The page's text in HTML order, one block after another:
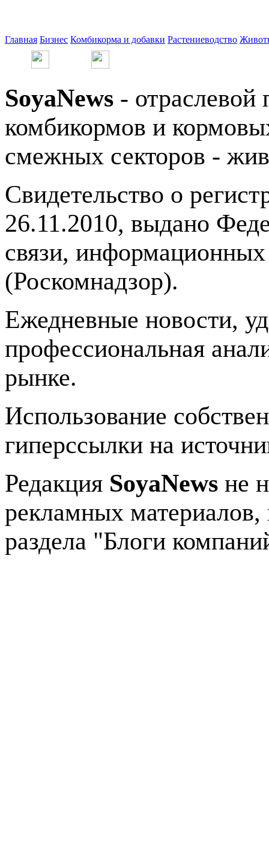
Главная Бизнес Комбикорма и добавки Растениеводство
SoyaNews - отраслевой
комбикормов и
смежных секторов -
Свидетельство о
26.11.2010, выдано
связи,
(Роскомнадзор).
Ежедневные новости,
профессиональная
рынке.
Использование
гиперссылки на
Редакция SoyaNews не
рекламных
раздела "Блоги